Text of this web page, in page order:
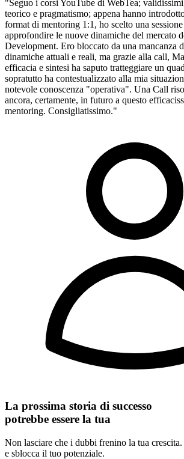
"Seguo i corsi YouTube di WebTea;
teorico e pragmatismo; appena hanno
format di mentoring 1:1, ho scelto una
approfondire le nuove dinamiche del mercato
Development. Ero bloccato da una mancanza
dinamiche attuali e reali, ma grazie alla call,
efficacia e sintesi ha saputo tratteggiare un
sopratutto ha contestualizzato alla mia
notevole conoscenza "operativa". Una Call
ancora, certamente, in futuro a questo
mentoring. Consigliatissimo."
La prossima storia di successo
potrebbe essere la tua
Non lasciare che i dubbi frenino la tua crescita.
e sblocca il tuo potenziale.